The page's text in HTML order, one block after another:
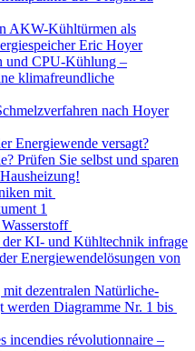
AKW-Kühltürmen als
Eric Hoyer
und CPU-Kühlung –
klimafreundliche
nach Hoyer
Energiewende versagt?
Prüfen Sie selbst und sparen
mit
1
KI- und Kühltechnik infrage
Energiewendelösungen von
dezentralen Natürliche-
werden Diagramme Nr. 1 bis
incendies révolutionnaire –